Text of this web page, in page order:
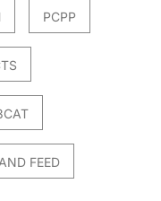
PCPP
FEED